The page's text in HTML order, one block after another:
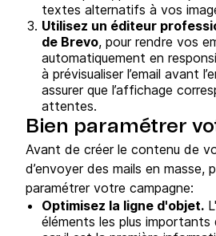
textes alternatifs à vos
Utilisez un éditeur
de Brevo, pour rendre vos
automatiquement en
à prévisualiser l’email avant
assurer que l’affichage
attentes.
Bien paramétrer
Avant de créer le contenu de
d’envoyer des mails en masse,
paramétrer votre campagne:
Optimisez la ligne d'objet.
éléments les plus importants